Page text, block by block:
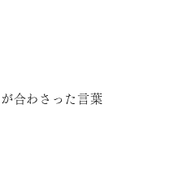
合わさった言葉